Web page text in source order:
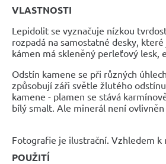
VLASTNOSTI
Lepidolit se vyznačuje nízkou
rozpadá na samostatné desky,
kámen má skleněný perleťový lesk,
Odstín kamene se při různých
způsobují záři světle žlutého
kamene - plamen se stává
bílý smalt. Ale minerál není ovlivněn
Fotografie je ilustrační. Vzhledem
POUŽITÍ